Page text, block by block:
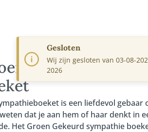
Gekeurd
is een liefdevol gebaar
dat je aan hem of haar denkt in
Het Groen Gekeurd sympathie
Gesloten
Wij zijn gesloten van 03-08-
2026